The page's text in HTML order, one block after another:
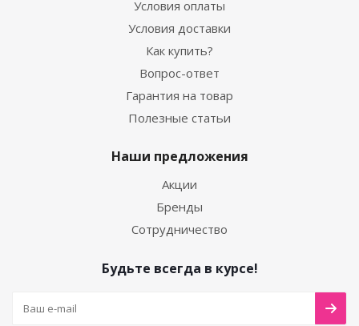
Условия оплаты
Условия доставки
Как купить?
Вопрос-ответ
Гарантия на товар
Полезные статьи
Наши предложения
Акции
Бренды
Сотрудничество
Будьте всегда в курсе!